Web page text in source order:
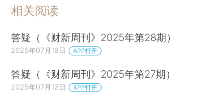
相关阅读
答疑（《财新周刊》2025年第28期）
2025年07月19日 APP打开
答疑（《财新周刊》2025年第27期）
2025年07月12日 APP打开